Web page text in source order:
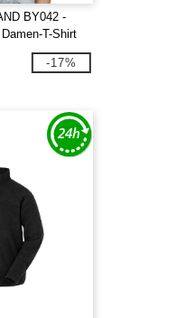
BY042 -
T-Shirt
-17%